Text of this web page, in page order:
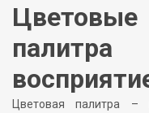
Цветовая палитра